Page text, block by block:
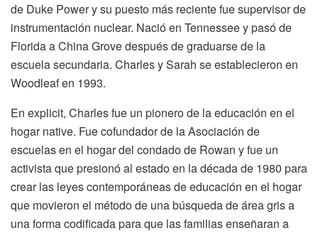
de Duke Power y su puesto más reciente fue supervisor de
instrumentación nuclear. Nació en Tennessee y pasó de
Florida a China Grove después de graduarse de la
escuela secundaria. Charles y Sarah se establecieron en
Woodleaf en 1993.
En explicit, Charles fue un pionero de la educación en el
hogar native. Fue cofundador de la Asociación de
escuelas en el hogar del condado de Rowan y fue un
activista que presionó al estado en la década de 1980 para
crear las leyes contemporáneas de educación en el hogar
que movieron el método de una búsqueda de área gris a
una forma codificada para que las familias enseñaran a